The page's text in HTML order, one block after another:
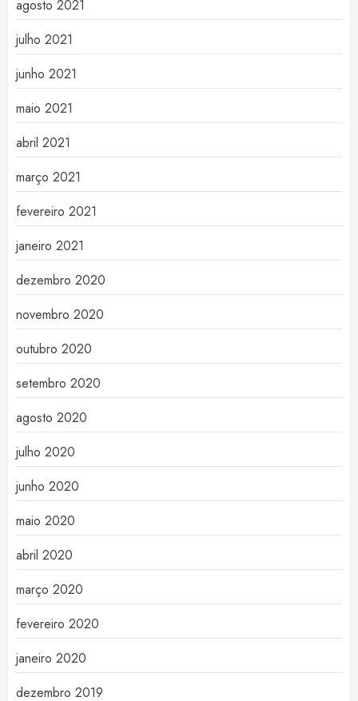
agosto 2021
julho 2021
junho 2021
maio 2021
abril 2021
março 2021
fevereiro 2021
janeiro 2021
dezembro 2020
novembro 2020
outubro 2020
setembro 2020
agosto 2020
julho 2020
junho 2020
maio 2020
abril 2020
março 2020
fevereiro 2020
janeiro 2020
dezembro 2019